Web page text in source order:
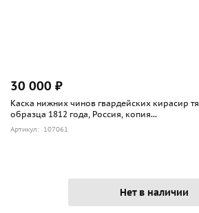
30 000 ₽
Каска нижних чинов гвардейских кирасир
образца 1812 года, Россия, копия...
Артикул: 107061
Нет в наличии